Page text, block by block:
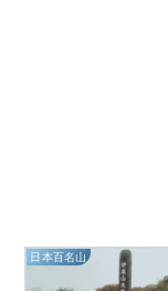
日本百名山